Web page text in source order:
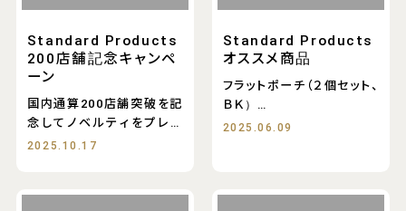
Standard Products
200店舗記念キャンペ
ーン
国内通算200店舗突破を記
念してノベルティをプレゼ
ント
2025.10.17
Standard Products
オススメ商品
フラットポーチ（２個セット、
ＢＫ）
フラットポーチ（２個
2025.06.09